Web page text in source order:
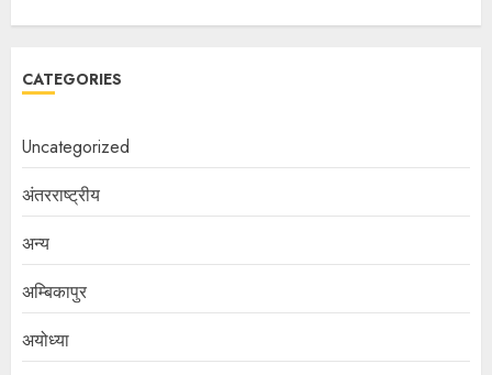
CATEGORIES
Uncategorized
अंतरराष्ट्रीय
अन्य
अम्बिकापुर
अयोध्या